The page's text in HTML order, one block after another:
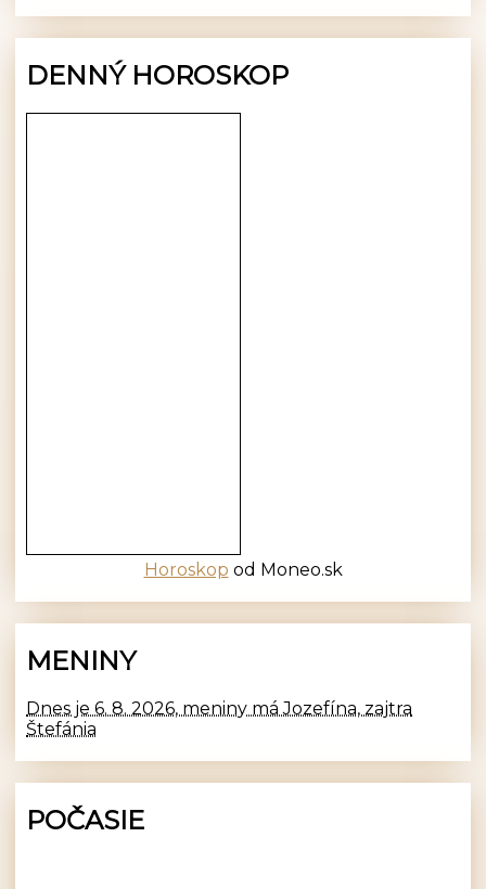
DENNÝ HOROSKOP
Horoskop od Moneo.sk
MENINY
Dnes je 6. 8. 2026, meniny má Jozefína, zajtra
Štefánia
POČASIE